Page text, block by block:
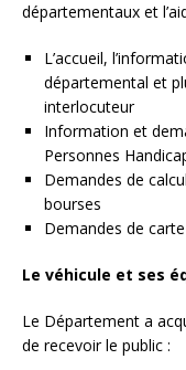
départementaux et
L’accueil,
départemental et
interlocuteur
Information et
Personnes
Demandes de
bourses
Demandes de
Le véhicule et ses
Le Département a
de recevoir le public :